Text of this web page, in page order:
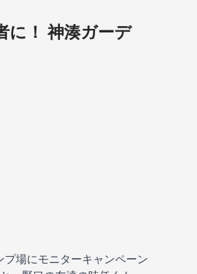
に！ 神湊ガーデ
場にモニターキャンペーン